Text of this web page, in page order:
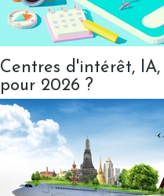
Centres d'intérêt,
pour 2026 ?